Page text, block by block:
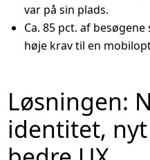
var på sin plads.
Ca. 85 pct. af
høje krav til en
Løsningen:
identitet,